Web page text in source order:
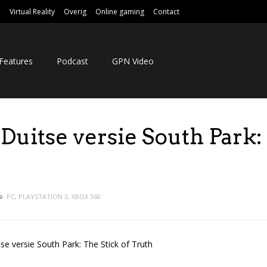
Virtual Reality Overig Online gaming Contact
Podcast GPN Video
versie South Park:
PC, PLAYSTATION 3, XBOX 360